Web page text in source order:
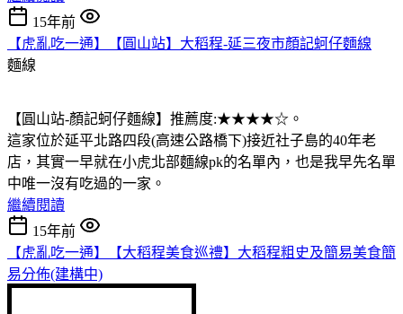
15年前
【虎亂吃一通】【圓山站】大稻程-延三夜市顏記蚵仔麵線
麵線
【圓山站-顏記蚵仔麵線】推薦度:★★★★☆。
這家位於延平北路四段(高速公路橋下)接近社子島的40年老
店，其實一早就在小虎北部麵線pk的名單內，也是我早先名單
中唯一沒有吃過的一家。
繼續閱讀
15年前
【虎亂吃一通】【大稻程美食巡禮】大稻程粗史及簡易美食簡
易分佈(建構中)